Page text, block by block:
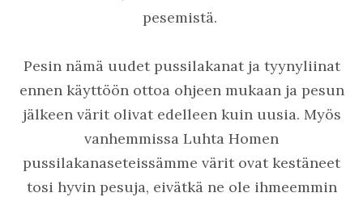
pesemistä.
Pesin nämä uudet pussilakanat ja tyynyliinat
ennen käyttöön ottoa ohjeen mukaan ja pesun
jälkeen värit olivat edelleen kuin uusia. Myös
vanhemmissa Luhta Homen
pussilakanaseteissämme värit ovat kestäneet
tosi hyvin pesuja, eivätkä ne ole ihmeemmin